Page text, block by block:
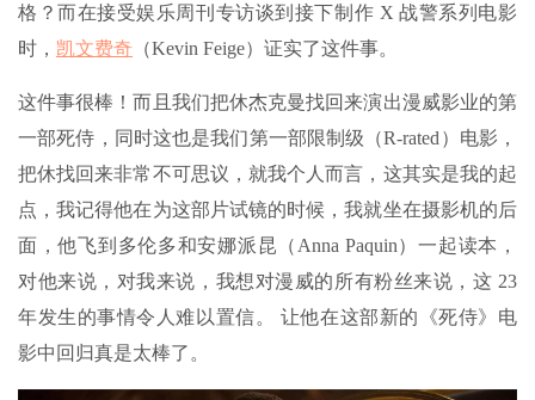
格？而在接受娱乐周刊专访谈到接下制作 X 战警系列电影
时， 凯文费奇 （Kevin Feige）证实了这件事。
这件事很棒！而且我们把休杰克曼找回来演出漫威影业的第
一部死侍，同时这也是我们第一部限制级（R-rated）电影，
把休找回来非常不可思议，就我个人而言，这其实是我的起
点，我记得他在为这部片试镜的时候，我就坐在摄影机的后
面，他飞到多伦多和安娜派昆（Anna Paquin）一起读本，
对他来说，对我来说，我想对漫威的所有粉丝来说，这 23
年发生的事情令人难以置信。 让他在这部新的《死侍》电
影中回归真是太棒了。